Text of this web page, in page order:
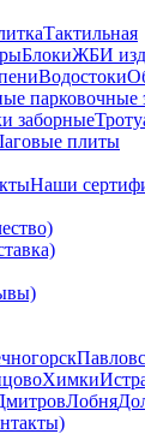
Тактильная
БлокиЖБИ
Водостоки
парковочные
заборные
плиты
Наши
Химки
Лобня